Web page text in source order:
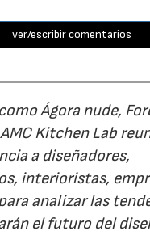
ver/escribir comentarios
Ágora nude,
Kitchen Lab
a diseñadores,
interioristas,
analizar las
el futuro del